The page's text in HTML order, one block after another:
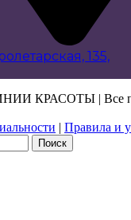
135,​
КРАСОТЫ | Все
Правила и
Поиск